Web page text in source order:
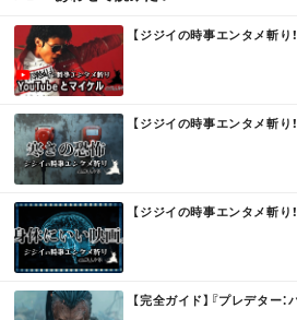
【ジジイの時事エンタメ斬
【ジジイの時事エンタメ斬り
【ジジイの時事エンタメ斬
【完全ガイド】『プレデター